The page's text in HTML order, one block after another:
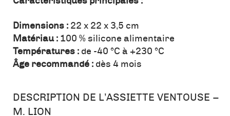
Dimensions : 22 x 22 x 3,5 cm
Matériau : 100 % silicone alimentaire
Températures : de -40 °C à +230 °C
Âge recommandé : dès 4 mois
DESCRIPTION DE L’ASSIETTE VENTOUSE –
M. LION